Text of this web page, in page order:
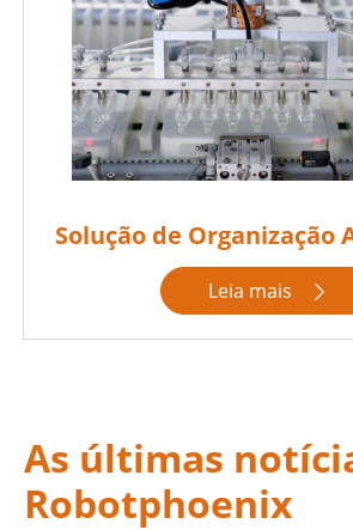
Solução de Organização
Leia mais 
As últimas
Robotphoenix